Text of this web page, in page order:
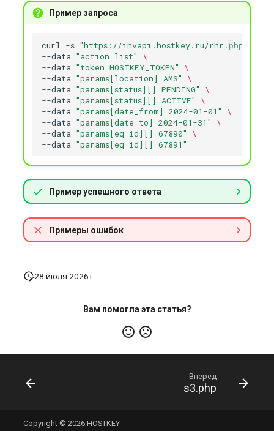
Пример запроса
curl -s "https://invapi.hostkey.ru/rhr.php"
--data "action=list"
\
--data "token=HOSTKEY_TOKEN"
\
--data "params[location]=AMS"
\
--data "params[status][]=PENDING"
\
--data "params[status][]=ACTIVE"
\
--data "params[date_from]=2024-01-01"
\
--data "params[date_to]=2024-01-31"
\
--data "params[eq_id][]=67890"
\
--data "params[eq_id][]=67891"
Пример успешного ответа
Примеры ошибок
28 июля 2026 г.
Вам помогла эта статья?
Вперед
s3.php
Copyright © 2026 HOSTKEY